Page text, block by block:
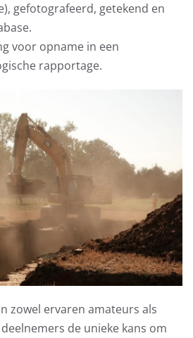
gefotografeerd, getekend en
voor opname in een
rapportage.
zowel ervaren amateurs als
de unieke kans om